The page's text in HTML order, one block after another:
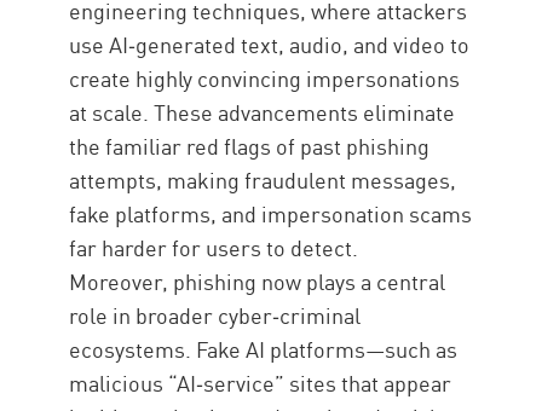
engineering techniques, where attackers
use AI‑generated text, audio, and video to
create highly convincing impersonations
at scale. These advancements eliminate
the familiar red flags of past phishing
attempts, making fraudulent messages,
fake platforms, and impersonation scams
far harder for users to detect.
Moreover, phishing now plays a central
role in broader cyber‑criminal
ecosystems. Fake AI platforms—such as
malicious “AI‑service” sites that appear